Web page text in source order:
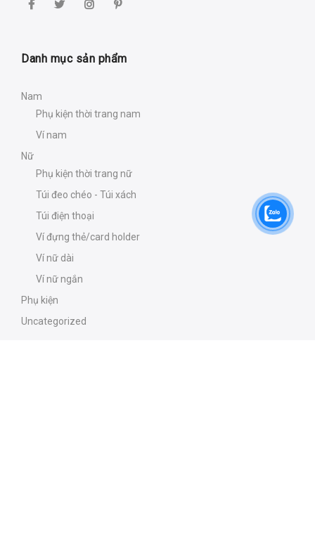
Danh mục sản phẩm
Nam
Phụ kiện thời trang nam
Ví nam
Nữ
Phụ kiện thời trang nữ
Túi đeo chéo - Túi xách
Túi điện thoại
Ví đựng thẻ/card holder
Ví nữ dài
Ví nữ ngắn
Phụ kiện
Uncategorized